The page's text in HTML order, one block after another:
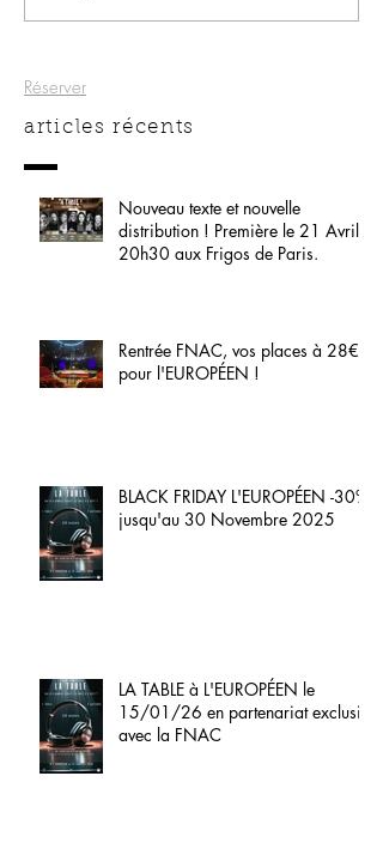
Réserver
articles récents
Nouveau texte et nouvelle
distribution ! Première le 21 Avril
20h30 aux Frigos de Paris.
Rentrée FNAC, vos places à 28€
pour l'EUROPÉEN !
BLACK FRIDAY L'EUROPÉEN -30%
jusqu'au 30 Novembre 2025
LA TABLE à L'EUROPÉEN le
15/01/26 en partenariat exclusif
avec la FNAC